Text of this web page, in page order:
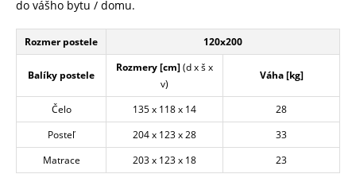
do vášho bytu / domu.
Rozmer postele 120x200
Balíky postele
Rozmery [cm](d x š x
v)
Váha [kg]
Čelo 135 x 118 x 14
28
Posteľ
204 x 123 x 28
33
Matrace
203 x 123 x 18 23